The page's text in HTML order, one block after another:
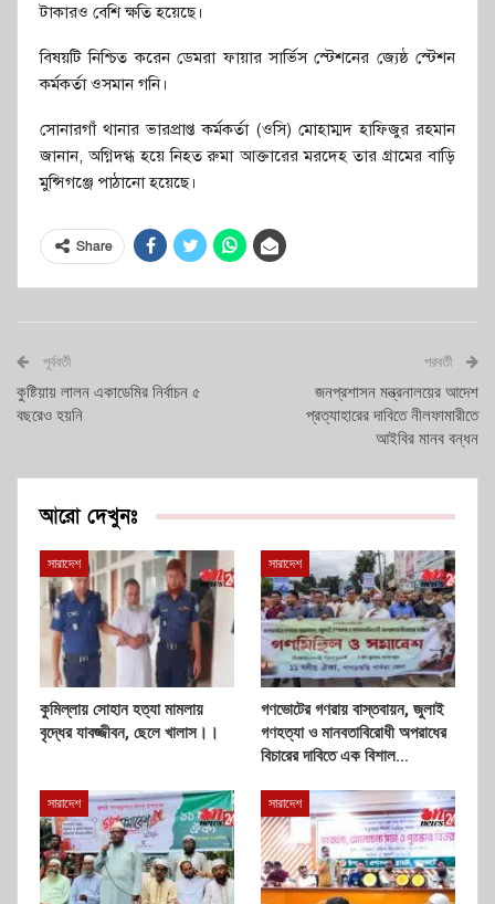
টাকারও বেশি ক্ষতি হয়েছে।
বিষয়টি নিশ্চিত করেন ডেমরা ফায়ার সার্ভিস স্টেশনের জ্যেষ্ঠ স্টেশন
কর্মকর্তা ওসমান গনি।
সোনারগাঁ থানার ভারপ্রাপ্ত কর্মকর্তা (ওসি) মোহাম্মদ হাফিজুর রহমান
জানান, অগ্নিদগ্ধ হয়ে নিহত রুমা আক্তারের মরদেহ তার গ্রামের বাড়ি
মুন্সিগঞ্জে পাঠানো হয়েছে।
Share
পূর্ববর্তী
কুষ্টিয়ায় লালন একাডেমির নির্বাচন ৫
বছরেও হয়নি
পরবর্তী
জনপ্রশাসন মন্ত্রনালয়ের আদেশ
প্রত্যাহারের দাবিতে নীলফামারীতে
আইবির মানব বন্ধন
আরো দেখুনঃ
সারাদেশ
কুমিল্লায় সোহান হত্যা মামলায়
বৃদ্ধের যাবজ্জীবন, ছেলে খালাস।।
সারাদেশ
গণভোটের গণরায় বাস্তবায়ন, জুলাই
গণহত্যা ও মানবতাবিরোধী অপরাধের
বিচারের দাবিতে এক বিশাল…
সারাদেশ সারাদেশ